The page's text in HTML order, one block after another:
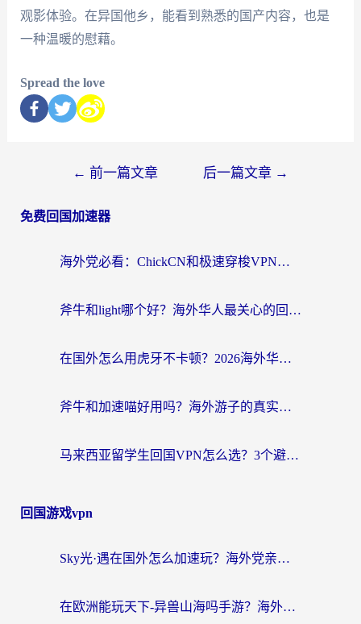
观影体验。在异国他乡，能看到熟悉的国产内容，也是
一种温暖的慰藉。
Spread the love
← 前一篇文章 后一篇文章 →
免费回国加速器
海外党必看：ChickCN和极速穿梭VPN好用吗？3招教你选对回国加速器无缝刷国内资源
斧牛和light哪个好？海外华人最关心的回国加速器选择难题，一篇讲透
在国外怎么用虎牙不卡顿？2026海外华人亲测有效的回国加速器选择指南
斧牛和加速喵好用吗？海外游子的真实选择困境
马来西亚留学生回国VPN怎么选？3个避坑点+1款实测好用的加速器推荐
回国游戏vpn
Sky光·遇在国外怎么加速玩？海外党亲测有效的国服游戏加速指南
在欧洲能玩天下-异兽山海吗手游？海外玩家的加速器生存指南